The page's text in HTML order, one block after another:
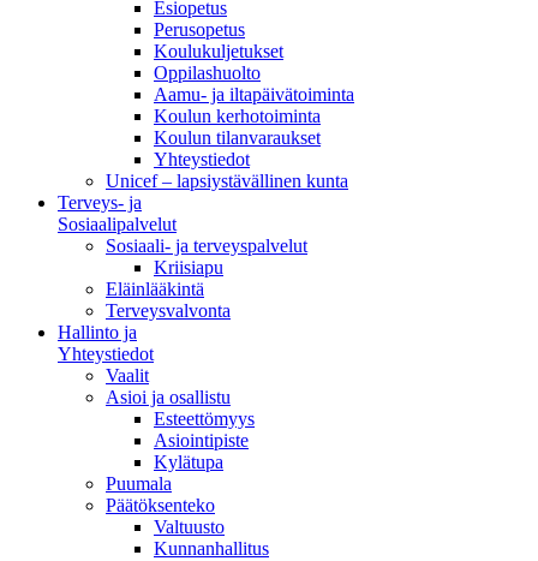
Esiopetus
Perusopetus
Koulukuljetukset
Oppilashuolto
Aamu- ja iltapäivätoiminta
Koulun kerhotoiminta
Koulun tilanvaraukset
Yhteystiedot
Unicef – lapsiystävällinen kunta
Terveys- ja
Sosiaalipalvelut
Sosiaali- ja terveyspalvelut
Kriisiapu
Eläinlääkintä
Terveysvalvonta
Hallinto ja
Yhteystiedot
Vaalit
Asioi ja osallistu
Esteettömyys
Asiointipiste
Kylätupa
Puumala
Päätöksenteko
Valtuusto
Kunnanhallitus